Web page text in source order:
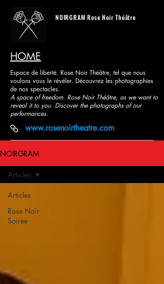
NOIRGRAM Rose Noir Théâtre
HOME
Espace de liberté. Rose Noir Théâtre, tel que nous
voulons vous le révéler. Découvrez les photographies
de nos spectacles.
A space of freedom. Rose Noir Théâtre, as we want to
reveal it to you. Discover the photographs of our
performances.
www.rosenoirtheatre.com
NOIRGRAM
Articles
Rose Noir
Soiree
Articles